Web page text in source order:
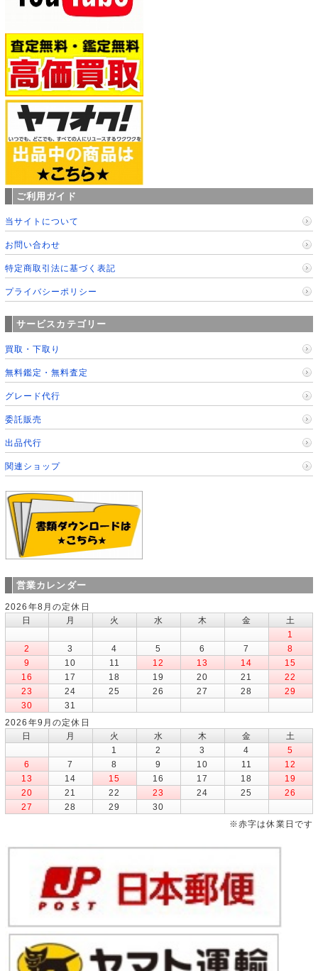
ご利用ガイド
当サイトについて
お問い合わせ
特定商取引法に基づく表記
プライバシーポリシー
サービスカテゴリー
買取・下取り
無料鑑定・無料査定
グレード代行
委託販売
出品代行
関連ショップ
営業カレンダー
2026年8月の定休日
日
月 火 水 木 金
土
1
2
3 4 5 6 7
8
9
10 11 12 13 14
15
16
17 18 19 20 21
22
23
24 25 26 27 28
29
30
31
2026年9月の定休日
日
月 火 水 木 金
土
1
2 3 4
5
6
7 8 9 10 11
12
13
14 15 16 17 18
19
20
21 22 23 24 25
26
27
28 29
30
※赤字は休業日です